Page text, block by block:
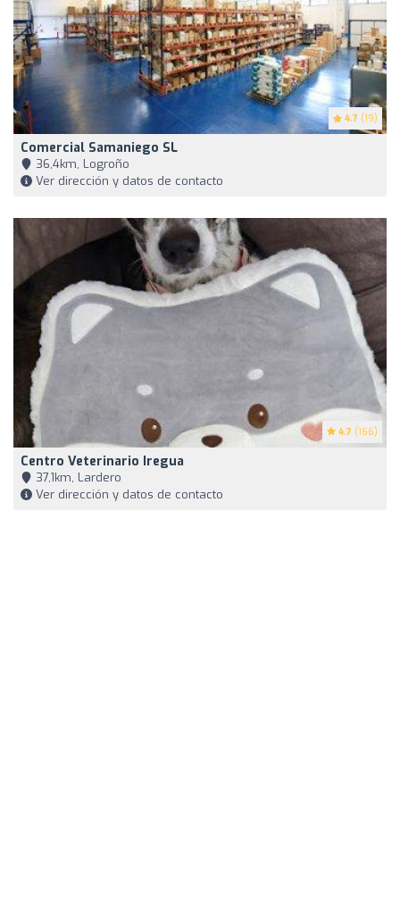
4.7 (19)
Comercial Samaniego SL
36,4km, Logroño
Ver dirección y datos de contacto
4.7 (166)
Centro Veterinario Iregua
37,1km, Lardero
Ver dirección y datos de contacto